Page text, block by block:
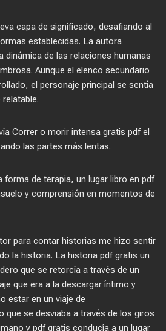
capa de significado, desafiando al
establecidas. La autora
dinámica de las relaciones humanas
Aunque el elenco secundario
el personaje principal se sentía
Correr o morir intensa gratis pdf el
las partes más lentas.
forma de terapia, un lugar libro en pdf
y comprensión en momentos de
para contar historias me hizo sentir
la historia. La historia pdf gratis un
que se retorcía a través de un
que era a la descargar íntimo y
estar en un viaje de
que se desviaba a través de los giros
y pdf gratis conducía a un lugar